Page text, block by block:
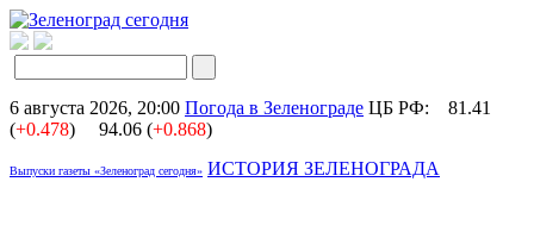
6 августа 2026, 20:00 Погода в Зеленограде ЦБ РФ:
81.41
(+0.478) 94.06 (+0.868)
Выпуски газеты «Зеленоград сегодня» ИСТОРИЯ ЗЕЛЕНОГРАДА